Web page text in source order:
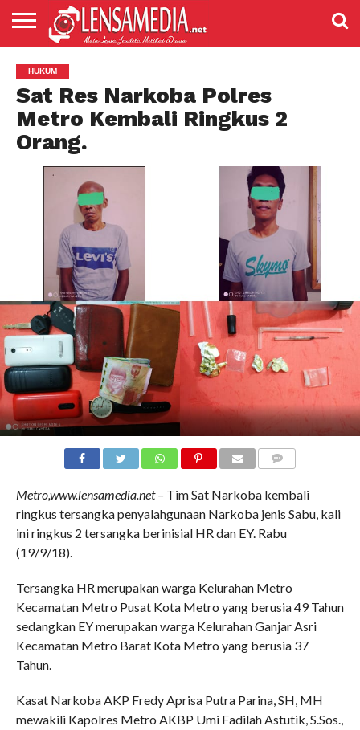
PENDIDIKAN
ENTERTAIMENT
POLITIK
PRISTIWA
SPORT
DAERAH
NASIONAL
ADVETORIAL
HUKUM
Sat Res Narkoba Polres
Metro Kembali Ringkus 2
Orang.
Metro,www.lensamedia.net –Tim Sat Narkoba kembali
ringkus tersangka penyalahgunaan Narkoba jenis Sabu, kali
ini ringkus 2 tersangka berinisial HR dan EY. Rabu
(19/9/18).
Tersangka HR merupakan warga Kelurahan Metro
Kecamatan Metro Pusat Kota Metro yang berusia 49 Tahun
sedangkan EY merupakan warga Kelurahan Ganjar Asri
Kecamatan Metro Barat Kota Metro yang berusia 37
Tahun.
Kasat Narkoba AKP Fredy Aprisa Putra Parina, SH, MH
mewakili Kapolres Metro AKBP Umi Fadilah Astutik, S.Sos.,